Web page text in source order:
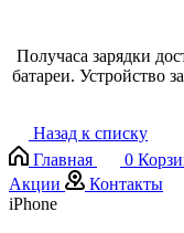
Получаса зарядки
батареи. Устройство
Назад к списку
Главная
0
Акции
Контакты
iPhone